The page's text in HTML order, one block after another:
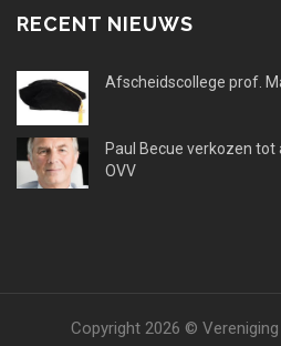
RECENT NIEUWS
Afscheidscollege prof.
Paul Becue verkozen
OVV
Copyright 2026 ©